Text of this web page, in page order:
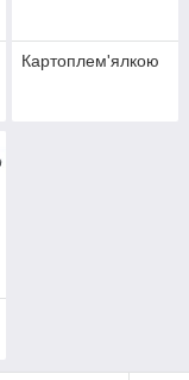
Картоплем'ялкою